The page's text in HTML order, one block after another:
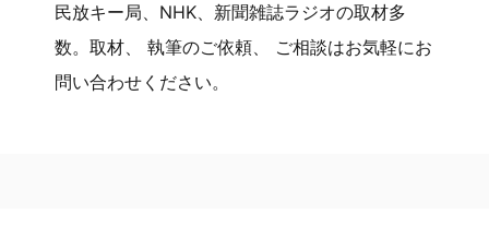
民放キー局、NHK、新聞雑誌ラジオの取材多
数。取材、 執筆のご依頼、 ご相談はお気軽にお
問い合わせください。